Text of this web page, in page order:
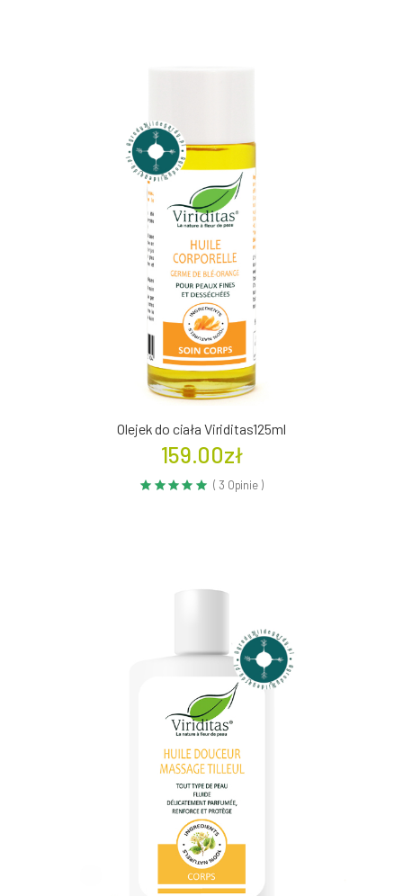
Olejek do ciała Viriditas125ml
159.00zł
( 3 Opinie )